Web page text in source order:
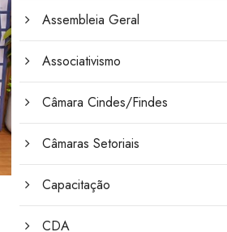
Assembleia Geral
Associativismo
Câmara Cindes/Findes
Câmaras Setoriais
Capacitação
CDA